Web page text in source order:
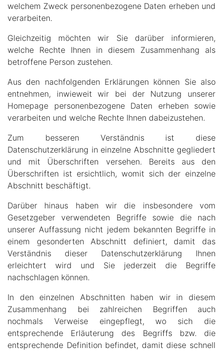
welchem Zweck personenbezogene Daten erheben und
verarbeiten.
Gleichzeitig möchten wir Sie darüber informieren,
welche Rechte Ihnen in diesem Zusammenhang als
betroffene Person zustehen.
Aus den nachfolgenden Erklärungen können Sie also
entnehmen, inwieweit wir bei der Nutzung unserer
Homepage personenbezogene Daten erheben sowie
verarbeiten und welche Rechte Ihnen dabeizustehen.
Zum besseren Verständnis ist diese
Datenschutzerklärung in einzelne Abschnitte gegliedert
und mit Überschriften versehen. Bereits aus den
Überschriften ist ersichtlich, womit sich der einzelne
Abschnitt beschäftigt.
Darüber hinaus haben wir die insbesondere vom
Gesetzgeber verwendeten Begriffe sowie die nach
unserer Auffassung nicht jedem bekannten Begriffe in
einem gesonderten Abschnitt definiert, damit das
Verständnis dieser Datenschutzerklärung Ihnen
erleichtert wird und Sie jederzeit die Begriffe
nachschlagen können.
In den einzelnen Abschnitten haben wir in diesem
Zusammenhang bei zahlreichen Begriffen auch
nochmals Verweise eingepflegt, wo sich die
entsprechende Erläuterung des Begriffs bzw. die
entsprechende Definition befindet, damit diese schnell